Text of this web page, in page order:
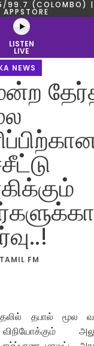
99.7 (COLOMBO) |
LISTEN
LIVE
NEWS
TAMIL FM
தபால் மூல